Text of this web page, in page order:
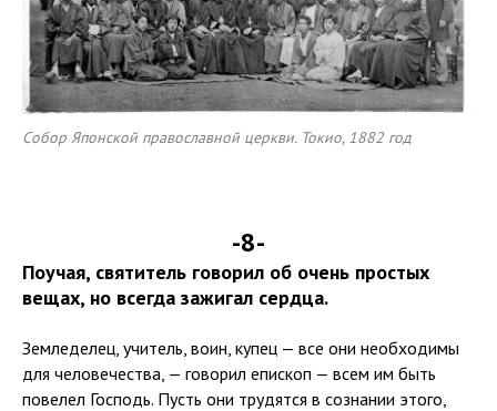
Собор Японской православной церкви. Токио, 1882 год
-8-
Поучая, святитель говорил об очень простых
вещах, но всегда зажигал сердца.
Земледелец, учитель, воин, купец — все они необходимы
для человечества, — говорил епископ — всем им быть
повелел Господь. Пусть они трудятся в сознании этого,